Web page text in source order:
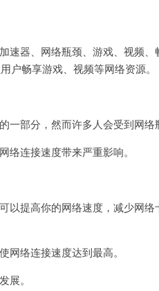
器、网络瓶颈、游戏、视频、
户畅享游戏、视频等网络资源。
部分，然而许多人会受到网络
连接速度带来严重影响。
提高你的网络速度，减少网络
络连接速度达到最高。
。